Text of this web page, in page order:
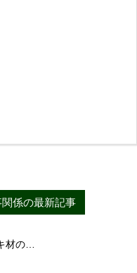
関係の最新記事
材の…